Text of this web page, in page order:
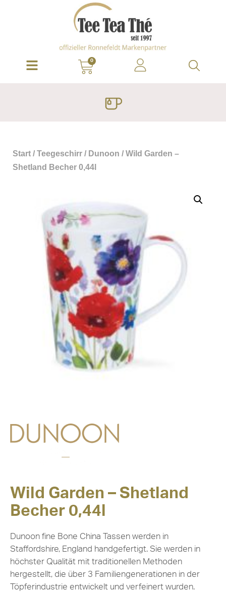
0
Start / Teegeschirr / Dunoon / Wild Garden –
Shetland Becher 0,44l
Wild Garden – Shetland
Becher 0,44l
Dunoon fine Bone China Tassen werden in
Staffordshire, England handgefertigt. Sie werden in
höchster Qualität mit traditionellen Methoden
hergestellt, die über 3 Familiengenerationen in der
Töpferindustrie entwickelt und verfeinert wurden.